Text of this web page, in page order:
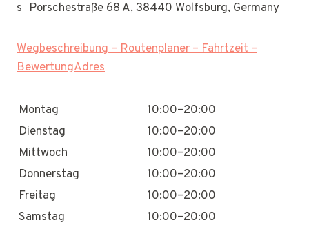
Porschestraße 68 A, 38440 Wolfsburg, Germany
Wegbeschreibung – Routenplaner – Fahrtzeit –
BewertungAdres
Montag
10:00–20:00
Dienstag
10:00–20:00
Mittwoch
10:00–20:00
Donnerstag
10:00–20:00
Freitag
10:00–20:00
Samstag
10:00–20:00